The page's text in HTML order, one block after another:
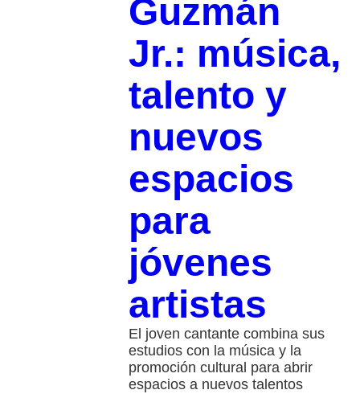
Guzmán
Jr.: música,
talento y
nuevos
espacios
para
jóvenes
artistas
El joven cantante combina sus
estudios con la música y la
promoción cultural para abrir
espacios a nuevos talentos